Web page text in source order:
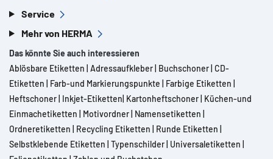
Service
Mehr von HERMA
Das könnte Sie auch interessieren
Ablösbare Etiketten Adressaufkleber Buchschoner CD-
Etiketten
Farb-und Markierungspunkte Farbige Etiketten
Heftschoner Inkjet-Etiketten Kartonheftschoner Küchen-und
Einmachetiketten
Motivordner Namensetiketten
Ordneretiketten
Recycling Etiketten Runde Etiketten
Selbstklebende Etiketten Typenschilder Universaletiketten